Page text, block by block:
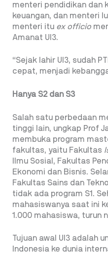
menteri pendidikan dan
keuangan, dan menteri
menteri itu ex officio
Amanat UI3.
“Sejak lahir UI3, sudah
cepat, menjadi
Hanya S2 dan S3
Salah satu perbedaan
tinggi lain, ungkap Prof
membuka program
fakultas, yaitu Fakultas
Ilmu Sosial, Fakultas
Ekonomi dan Bisnis.
Fakultas Sains dan
tidak ada program S1.
mahasiswanya saat ini
1.000 mahasiswa, turun
Tujuan awal UI3 adalah
Indonesia ke dunia